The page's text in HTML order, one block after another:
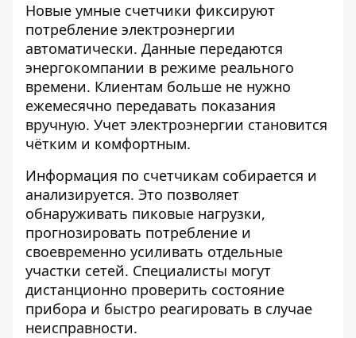
Новые умные счетчики фиксируют
потребление электроэнергии
автоматически. Данные передаются
энергокомпании в режиме реального
времени. Клиентам больше не нужно
ежемесячно передавать показания
вручную. Учет электроэнергии становится
чётким и комфортным.
Информация по счетчикам собирается и
анализируется. Это позволяет
обнаруживать пиковые нагрузки,
прогнозировать потребление и
своевременно усиливать отдельные
участки сетей. Специалисты могут
дистанционно проверить состояние
прибора и быстро реагировать в случае
неисправности.